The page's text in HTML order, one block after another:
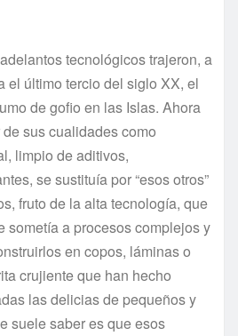
tecnológicos trajeron, a
el último tercio del siglo XX, el
de gofio en las Islas. Ahora
sus cualidades como
limpio de aditivos,
se sustituía por “esos otros”
fruto de la alta tecnología, que
sometía a procesos complejos y
en copos, láminas o
crujiente que han hecho
las delicias de pequeños y
suele saber es que esos